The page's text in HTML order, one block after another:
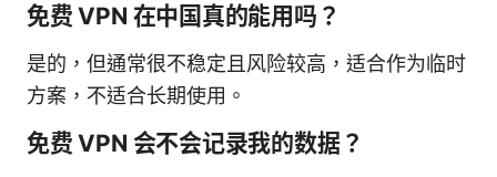
免费 VPN 在中国真的能用吗？
是的，但通常很不稳定且风险较高，适合作为临时
方案，不适合长期使用。
免费 VPN 会不会记录我的数据？